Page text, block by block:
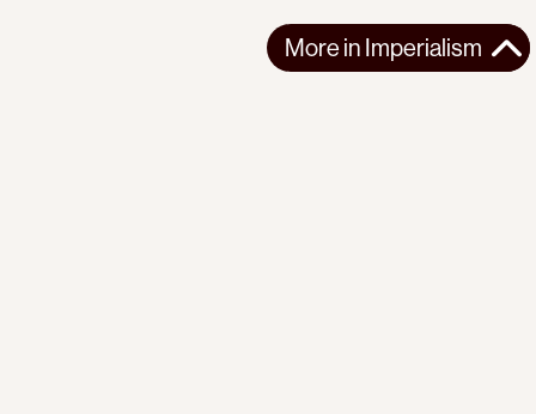
More in Imperialism